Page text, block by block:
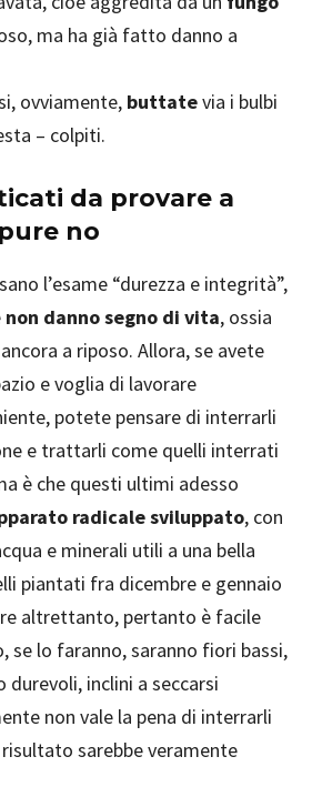
ma ha già fatto danno a
ovviamente, buttatevia i bulbi
– colpiti.
da provare a
no
l’esame “durezza e integrità”,
non danno segno di vita, ossia
a riposo. Allora, se avete
e voglia di lavorare
potete pensare di interrarli
e trattarli come quelli interrati
è che questi ultimi adesso
radicale sviluppato, con
e minerali utili a una bella
piantati fra dicembre e gennaio
altrettanto, pertanto è facile
se lo faranno, saranno fiori bassi,
durevoli, inclini a seccarsi
non vale la pena di interrarli
sarebbe veramente